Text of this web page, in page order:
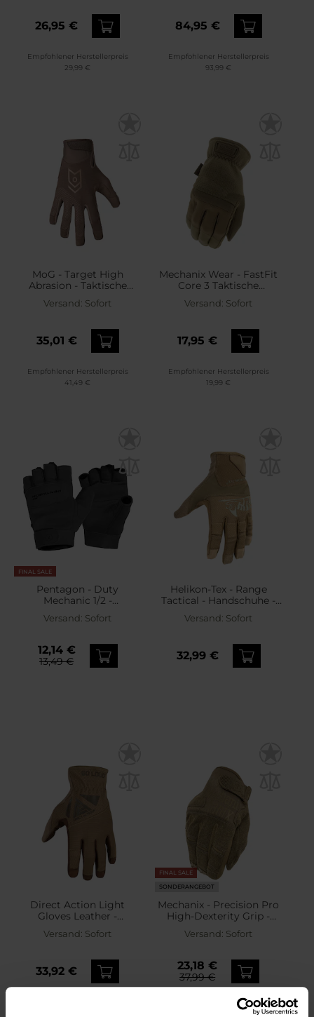
26,95 €
Empfohlener Herstellerpreis
29,99 €
84,95 €
Empfohlener Herstellerpreis
93,99 €
MoG - Target High
Abrasion - Taktische
Handschuhe - Coyote
Brown
Versand: Sofort
35,01 €
Empfohlener Herstellerpreis
41,49 €
Mechanix Wear - FastFit
Core 3 Taktische
Handschuhe - Coyote
Versand: Sofort
17,95 €
Empfohlener Herstellerpreis
19,99 €
FINAL SALE
Pentagon - Duty
Mechanic 1/2 -
Handschuhe - Black
Versand: Sofort
12,14 €
13,49 €
Helikon-Tex - Range
Tactical - Handschuhe -
Coyote/Adaptive Green
Versand: Sofort
32,99 €
Direct Action Light
Gloves Leather -
Handschuhe - Coyote
Brown
Versand: Sofort
33,92 €
FINAL SALE
SONDERANGEBOT
Mechanix - Precision Pro
High-Dexterity Grip -
Taktische Handschuhe -
Coyote
Versand: Sofort
23,18 €
37,99 €